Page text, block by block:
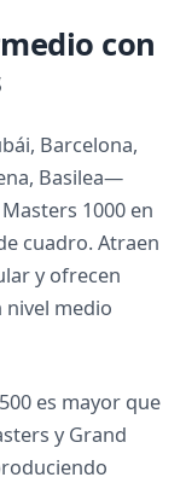
con
Barcelona,
Basilea—
1000 en
cuadro. Atraen
y ofrecen
nivel medio
es mayor que
y Grand